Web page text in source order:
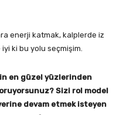
enerji katmak, kalplerde iz
ki bu yolu seçmişim.
en güzel yüzlerinden
Sizi rol model
devam etmek isteyen